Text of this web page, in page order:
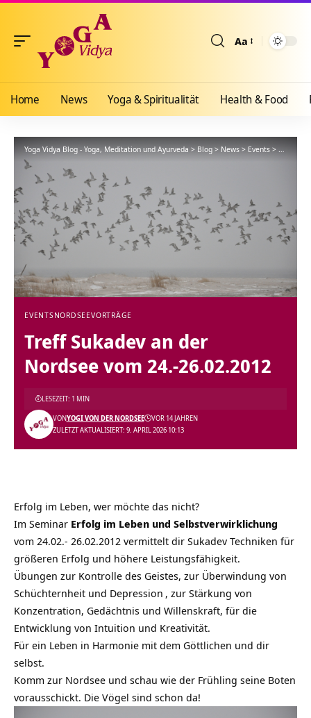
Aa
Home News Yoga & Spiritualität Health & Food
Yoga Vidya Blog - Yoga, Meditation und Ayurveda > Blog > News > Events > Treff
EVENTSNORDSEEVORTRÄGE
Treff Sukadev an der
Nordsee vom 24.-26.02.2012
ZULETZT AKTUALISIERT: 9. APRIL 2026 10:13
VONYOGI VON DER NORDSEE VOR 14 JAHREN
LESEZEIT: 1 MIN
Erfolg im Leben, wer möchte das nicht?
Im Seminar Erfolg im Leben und Selbstverwirklichung
vom 24.02.- 26.02.2012 vermittelt dir Sukadev Techniken für
größeren Erfolg und höhere Leistungsfähigkeit.
Übungen zur Kontrolle des Geistes, zur Überwindung von
Schüchternheit und Depression , zur Stärkung von
Konzentration, Gedächtnis und Willenskraft, für die
Entwicklung von Intuition und Kreativität.
Für ein Leben in Harmonie mit dem Göttlichen und dir
selbst.
Komm zur Nordsee und schau wie der Frühling seine Boten
vorausschickt. Die Vögel sind schon da!